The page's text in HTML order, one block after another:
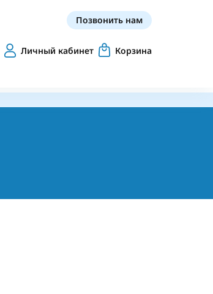
Позвонить нам
Личный кабинет Корзина